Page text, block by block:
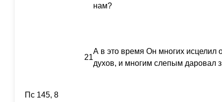
нам?
21
А в это время Он многих исцелил
духов, и многим слепым даровал
Пс 145, 8